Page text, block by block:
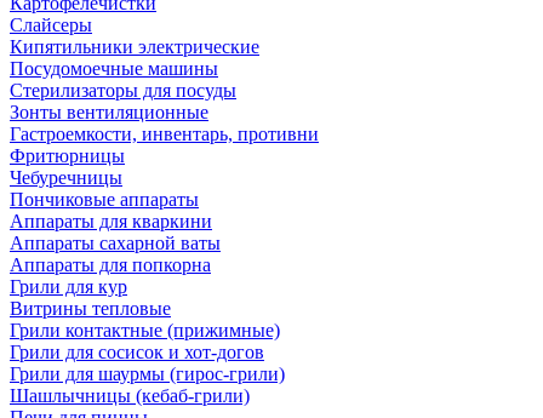
Слайсеры
Кипятильники электрические
Посудомоечные машины
Стерилизаторы для посуды
Зонты вентиляционные
Гастроемкости, инвентарь, противни
Фритюрницы
Чебуречницы
Пончиковые аппараты
Аппараты для кваркини
Аппараты сахарной ваты
Аппараты для попкорна
Грили для кур
Витрины тепловые
Грили контактные (прижимные)
Грили для сосисок и хот-догов
Грили для шаурмы (гирос-грили)
Шашлычницы (кебаб-грили)